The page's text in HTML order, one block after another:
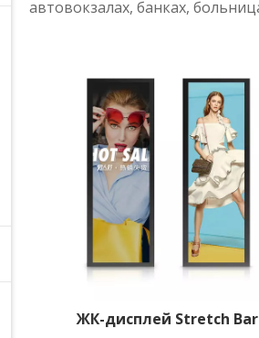
автовокзалах, банках,
ЖК-дисплей Stretch Bar